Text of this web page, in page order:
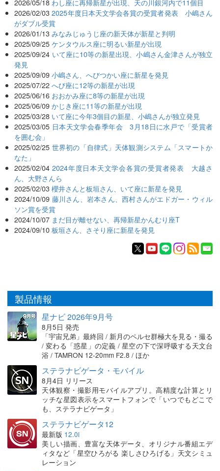
2026/05/18 わし座に再帰新星が出現、天の川銀河内で11個目
2026/02/03 2025年度日本天文学会各賞の受賞者発表 小嶋さん
がダブル受賞
2026/01/13 みなみじゅうじ座の新天体が新星と判明
2025/09/25 ケンタウルス座に明るい新星が出現
2025/09/24 いて座に10等の新星出現、小嶋さん金津さんが独立
発見
2025/09/09 小嶋さん、へびつかい座に新星を発見
2025/07/22 へび座に12等の新星が出現
2025/06/16 おおかみ座に8等の新星が出現
2025/06/09 かじき座に11等の新星が出現
2025/03/28 いて座に今年3個目の新星、小嶋さんが独立発見
2025/03/05 日本天文学会春季年会 3月18日に水戸で「受賞者
を囲む会」
2025/02/25 世界初の「自律式」天体観測システム「スマートか
なた」
2025/02/04 2024年度日本天文学会各賞の受賞者発表 大越さ
ん、大野さんら
2025/02/03 櫻井さんと板垣さん、いて座に新星を発見
2024/10/09 藤川さん、岩本さん、西村さんがエドガー・ウィル
ソン賞を受賞
2024/10/07 まだ目が離せない、再帰新星かんむり座T
2024/09/10 板垣さん、さそり座に新星を発見
製品情報
星ナビ 2026年9月号
8月5日 発売
「宇宙兄弟」最終回 / 新月のペルセ群極大を見る・撮る
/ 変わる「惑星」の定義 / 星空の下で深呼吸する天文台
浴 / TAMRON 12-20mm F2.8 / ほか
ステラナビゲータ・モバイル
8月4日 リリース
天体観察・撮影用モバイルアプリ。高精度な計算とリ
ッチな星図表示をスマートフォンで「いつでもどこで
も、ステラナビゲータ」
ステラナビゲータ12
最新版 12.0i
美しい描画、豊富な天体データ、オリジナル番組エデ
ィタなど「星空ひろがる 楽しさひろげる」天文シミュ
レーション